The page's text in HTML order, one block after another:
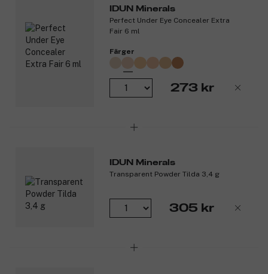
3304838IDUN Minerals
Perfect Under Eye Concealer Extra
Fair 6 ml
Färger
273 kr
IDUN Minerals
Transparent Powder Tilda 3,4 g
305 kr